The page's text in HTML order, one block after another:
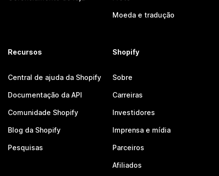
Moeda e tradução
Recursos
Central de ajuda da Shopify
Documentação da API
Comunidade Shopify
Blog da Shopify
Pesquisas
Shopify
Sobre
Carreiras
Investidores
Imprensa e mídia
Parceiros
Afiliados